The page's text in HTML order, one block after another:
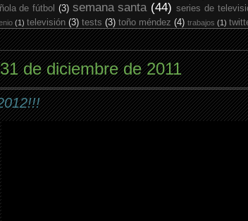
de fútbol (3) semana santa (44) series de
(1) televisión (3) tests (3) toño méndez (4) trabajos (1)
de diciembre de 2011